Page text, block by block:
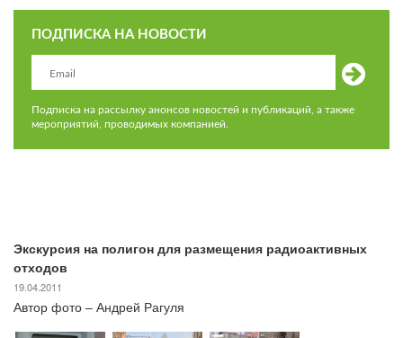
ПОДПИСКА НА НОВОСТИ
Подписка на рассылку анонсов новостей и публикаций, а также
мероприятий, проводимых компанией.
Экскурсия на полигон для размещения радиоактивных
отходов
19.04.2011
Автор фото – Андрей Рагуля